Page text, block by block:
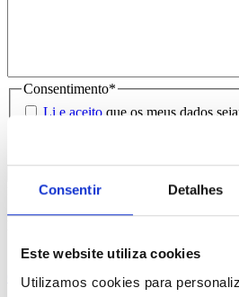
Consentir Detalhes
Este website utiliza cookies
Utilizamos cookies para
Consentimento*
Li e aceito que os meus dados
dados para tratamento deste contacto,
Entrega prevista entre 5-6 dias úteis
Comprar